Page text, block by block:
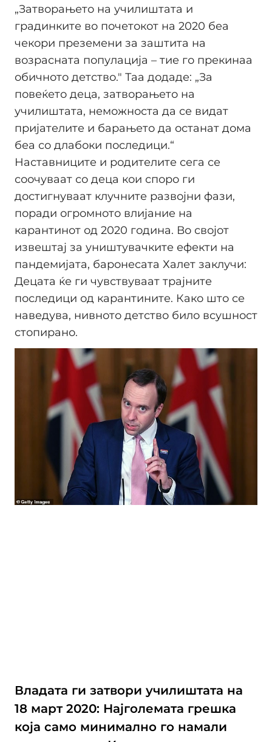
„Затворањето на училиштата и
градинките во почетокот на 2020 беа
чекори преземени за заштита на
возрасната популација – тие го прекинаа
обичното детство." Таа додаде: „За
повеќето деца, затворањето на
училиштата, неможноста да се видат
пријателите и барањето да останат дома
беа со длабоки последици.“
Наставниците и родителите сега се
соочуваат со деца кои споро ги
достигнуваат клучните развојни фази,
поради огромното влијание на
карантинот од 2020 година. Во својот
извештај за уништувачките ефекти на
пандемијата, баронесата Халет заклучи:
Децата ќе ги чувствуваат трајните
последици од карантините. Како што се
наведува, нивното детство било всушност
стопирано.
Владата ги затвори училиштата на
18 март 2020: Најголемата грешка
која само минимално го намали